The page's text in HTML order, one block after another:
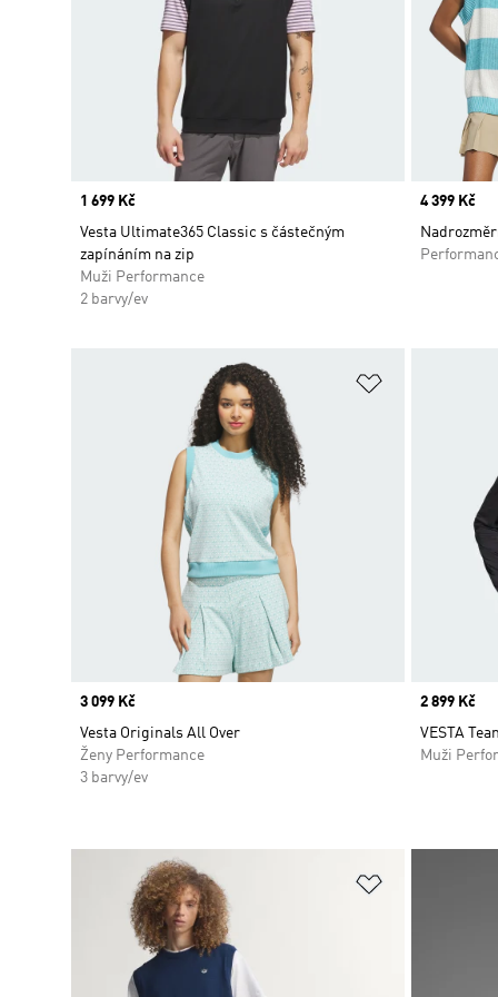
Price
1 699 Kč
Vesta Ultimate365 Classic s částečným
zapínáním na zip
Muži Performance
2 barvy/ev
Price
4 399 Kč
Přidat do
Price
3 099 Kč
Vesta Originals All Over
Ženy Performance
3 barvy/ev
Price
2 899 Kč
VESTA
Muži
Přidat do